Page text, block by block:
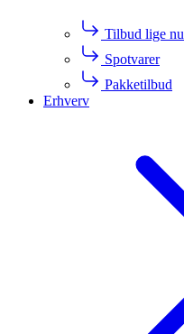
Tilbud lige nu
Spotvarer
Pakketilbud
Erhverv